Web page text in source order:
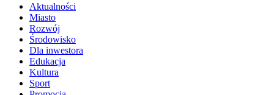
Aktualności
Miasto
Rozwój
Środowisko
Dla inwestora
Edukacja
Kultura
Sport